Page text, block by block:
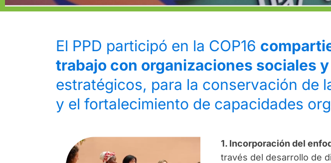
El PPD participó en la COP16
trabajo con organizaciones sociales
estratégicos, para la conservación de
y el fortalecimiento de capacidades
1. Incorporación del
través del desarrollo de